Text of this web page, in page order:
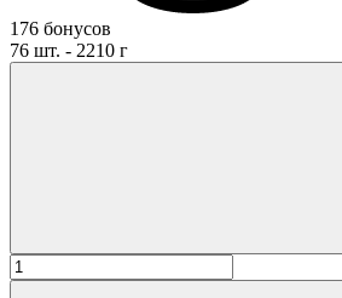
176 бонусов
76 шт. - 2210 г